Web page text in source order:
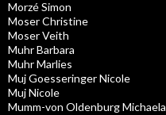
Morzé Simon
Moser Christine
Moser Veith
Muhr Barbara
Muhr Marlies
Muj Goesseringer Nicole
Muj Nicole
Mumm-von Oldenburg Michaela